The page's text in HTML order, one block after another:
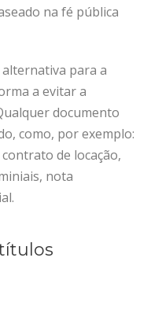
na fé pública
para a
a evitar a
documento
como, por exemplo:
de locação,
nota